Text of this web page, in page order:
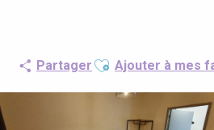
Partager Ajouter aux favoris
Ajouter à mes